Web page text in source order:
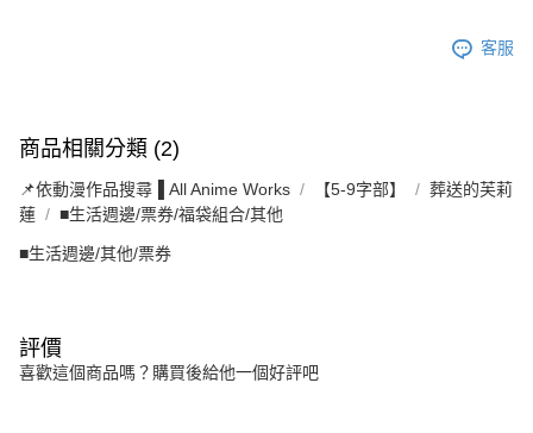
客服
商品相關分類 (2)
📌依動漫作品搜尋▐ All Anime Works 【5-9字部】
葬送的芙莉
蓮
■生活週邊/票券/福袋組合/其他
■生活週邊/其他/票券
評價
喜歡這個商品嗎？購買後給他一個好評吧